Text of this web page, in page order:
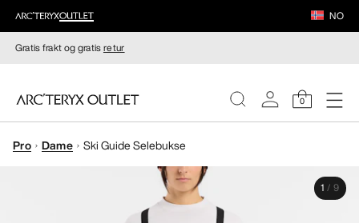
NO
Gratis frakt og gratisretur
0
DAMER
Pro Dame Ski Guide Selebukse
1 / 9